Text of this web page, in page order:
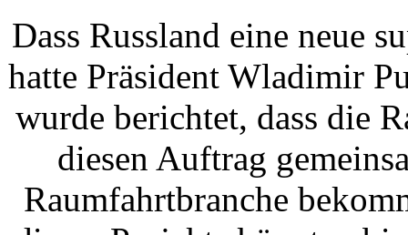
Dass Russland eine neue
hatte Präsident Wladimir
wurde berichtet, dass die
diesen Auftrag
Raumfahrtbranche